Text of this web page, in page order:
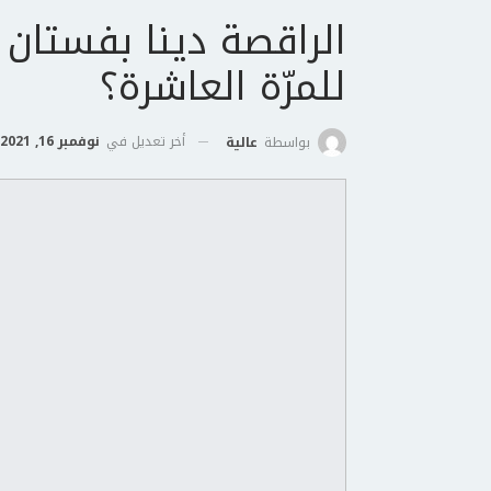
الراقصة دينا
للمرّة العاشرة؟
بواسطة عالية أخر تعديل في نوفمبر 16, 2021